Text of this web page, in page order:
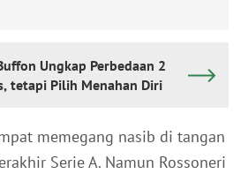
Ungkap Perbedaan 2
tetapi Pilih Menahan Diri
memegang nasib di tangan
Serie A. Namun Rossoneri